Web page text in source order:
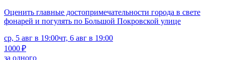
Оценить главные достопримечательности города в свете
фонарей и погулять по Большой Покровской улице
ср, 5 авг в 19:00чт, 6 авг в 19:00
1000 ₽
за одного